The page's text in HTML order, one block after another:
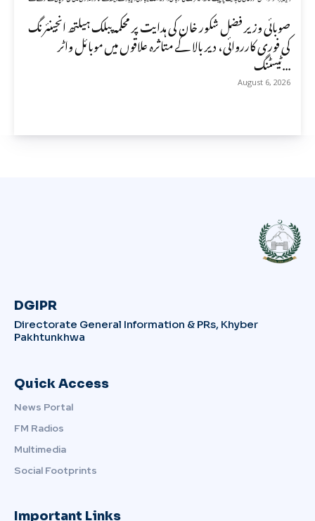
صوبائی وزیر فضل شکور خان کی ہدایت پر محکمہ پبلک ہیلتھ انجینئرنگ
کی فوری کارروائی، دیر بالا کے متاثرہ علاقوں میں موبائل واٹر
ٹیسٹنگ...
August 6, 2026
DGIPR
Directorate General Information & PRs, Khyber
Pakhtunkhwa
Quick Access
News Portal
FM Radios
Multimedia
Social Footprints
Important Links